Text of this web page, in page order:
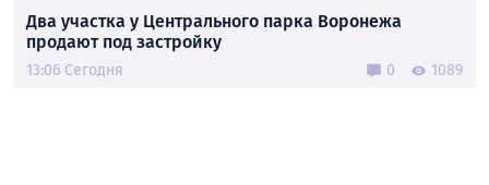
Два участка у Центрального парка Воронежа
продают под застройку
13:06 Сегодня 0 1089